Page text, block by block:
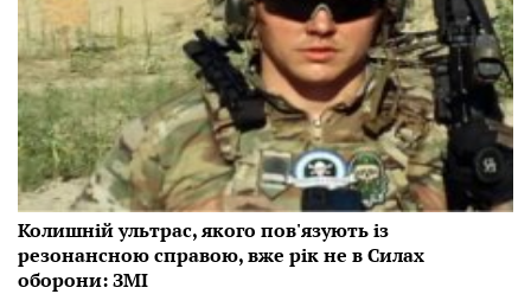
Колишній ультрас, якого пов'язують із
резонансною справою, вже рік не в Силах
оборони: ЗМІ